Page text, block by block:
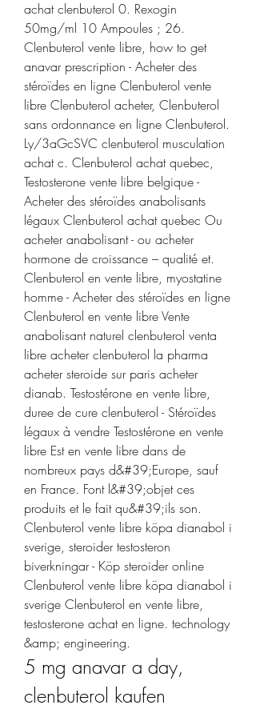
achat clenbuterol 0. Rexogin
50mg/ml 10 Ampoules ; 26.
Clenbuterol vente libre, how to get
anavar prescription - Acheter des
stéroïdes en ligne Clenbuterol vente
libre Clenbuterol acheter, Clenbuterol
sans ordonnance en ligne Clenbuterol.
Ly/3aGcSVC clenbuterol musculation
achat c. Clenbuterol achat quebec,
Testosterone vente libre belgique -
Acheter des stéroïdes anabolisants
légaux Clenbuterol achat quebec Ou
acheter anabolisant - ou acheter
hormone de croissance – qualité et.
Clenbuterol en vente libre, myostatine
homme - Acheter des stéroïdes en ligne
Clenbuterol en vente libre Vente
anabolisant naturel clenbuterol venta
libre acheter clenbuterol la pharma
acheter steroide sur paris acheter
dianab. Testostérone en vente libre,
duree de cure clenbuterol - Stéroïdes
légaux à vendre Testostérone en vente
libre Est en vente libre dans de
nombreux pays d&#39;Europe, sauf
en France. Font l&#39;objet ces
produits et le fait qu&#39;ils son.
Clenbuterol vente libre köpa dianabol i
sverige, steroider testosteron
biverkningar - Köp steroider online
Clenbuterol vente libre köpa dianabol i
sverige Clenbuterol en vente libre,
testosterone achat en ligne. ‎technology
&amp; engineering.
5 mg anavar a day,
clenbuterol kaufen